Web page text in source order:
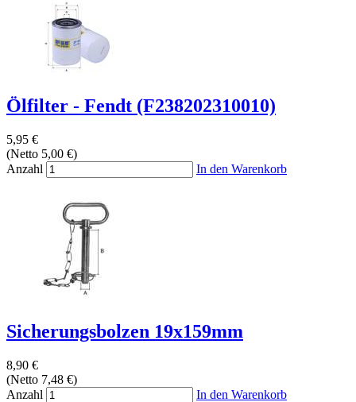
Ölfilter - Fendt (F238202310010)
5,95 €
(Netto 5,00 €)
Anzahl
In den Warenkorb
Sicherungsbolzen 19x159mm
8,90 €
(Netto 7,48 €)
Anzahl
In den Warenkorb